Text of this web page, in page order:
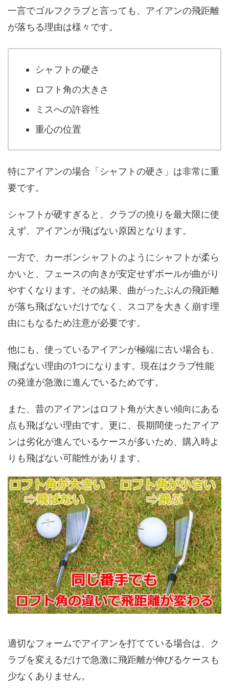
一言でゴルフクラブと言っても、アイアンの飛距離
が落ちる理由は様々です。
シャフトの硬さ
ロフト角の大きさ
ミスへの許容性
重心の位置
特にアイアンの場合「シャフトの硬さ」は非常に重
要です。
シャフトが硬すぎると、クラブの撓りを最大限に使
えず、アイアンが飛ばない原因となります。
一方で、カーボンシャフトのようにシャフトが柔ら
かいと、フェースの向きが安定せずボールが曲がり
やすくなります。その結果、曲がったぶんの飛距離
が落ち飛ばないだけでなく、スコアを大きく崩す理
由にもなるため注意が必要です。
他にも、使っているアイアンが極端に古い場合も、
飛ばない理由の1つになります。現在はクラブ性能
の発達が急激に進んでいるためです。
また、昔のアイアンはロフト角が大きい傾向にある
点も飛ばない理由です。更に、長期間使ったアイア
ンは劣化が進んでいるケースが多いため、購入時よ
りも飛ばない可能性があります。
適切なフォームでアイアンを打てている場合は、ク
ラブを変えるだけで急激に飛距離が伸びるケースも
少なくありません。